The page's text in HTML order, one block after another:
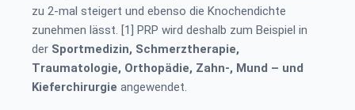
zu 2-mal steigert und ebenso die Knochendichte
zunehmen lässt. [1] PRP wird deshalb zum Beispiel in
der Sportmedizin, Schmerztherapie,
Traumatologie, Orthopädie, Zahn-, Mund – und
Kieferchirurgie angewendet.